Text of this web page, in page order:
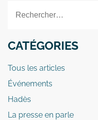
CATÉGORIES
Tous les articles
Événements
Hadès
La presse en parle